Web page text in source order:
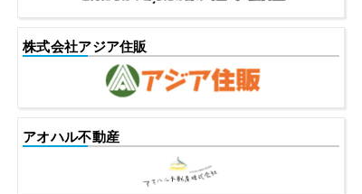
株式会社アジア住販
アオハル不動産